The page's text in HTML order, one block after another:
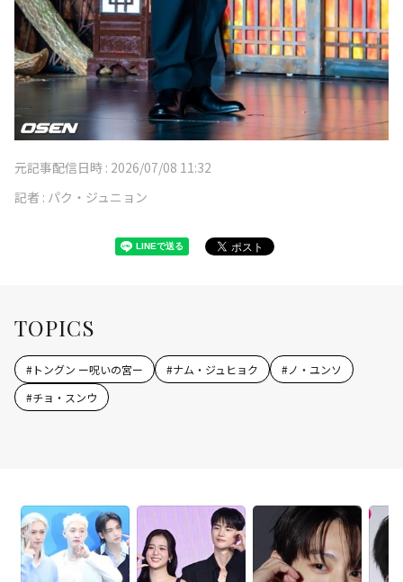
元記事配信日時 : 2026/07/08 11:32
記者 : パク・ジュニョン
TOPICS
#トングン ー呪いの宮ー #ナム・ジュヒョク #ノ・ユンソ
#チョ・スンウ